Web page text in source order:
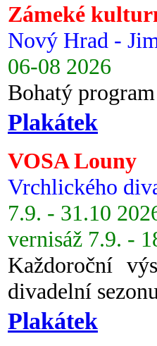
Zámeké
Nový Hrad -
06-08 2026
Bohatý
Plakátek
VOSA Louny
Vrchlického
7.9. - 31.10
vernisáž 7.9. -
Každoroční
divadelní
Plakátek